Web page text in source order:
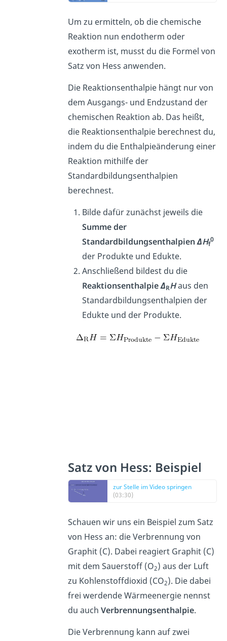
Um zu ermitteln, ob die chemische
Reaktion nun endotherm oder
exotherm ist, musst du die Formel von
Satz von Hess anwenden.
Die Reaktionsenthalpie hängt nur von
dem Ausgangs- und Endzustand der
chemischen Reaktion ab. Das heißt,
die Reaktionsenthalpie berechnest du,
indem du die Enthalpieänderung einer
Reaktion mithilfe der
Standardbildungsenthalpien
berechnest.
Bilde dafür zunächst jeweils die
Summeder
StandardbildungsenthalpienΔHf
0
der Produkte und Edukte.
Anschließend bildest du die
ReaktionsenthalpieΔRHaus den
Standardbildungsenthalpien der
Edukte und der Produkte.
Satz von Hess: Beispiel
zur Stelle im Video springen
(03:30)
Schauen wir uns ein Beispiel zum Satz
von Hess an: die Verbrennung von
Graphit (C). Dabei reagiert Graphit (C)
mit dem Sauerstoff (O2) aus der Luft
zu Kohlenstoffdioxid (CO2). Die dabei
frei werdende Wärmeenergie nennst
du auchVerbrennungsenthalpie.
Die Verbrennung kann auf zwei